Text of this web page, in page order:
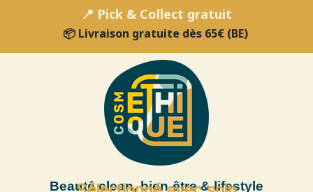
📍 Pick & Collect gratuit
📦 Livraison gratuite dès 65€ (BE)
Beauté clean, bien-être & lifestyle